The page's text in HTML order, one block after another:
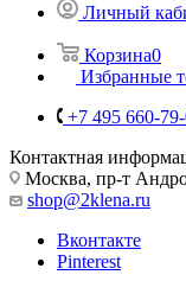
Личный
Корзина0
Избранные
+7 495 660-
Контактная
Москва, пр-т
shop@2klena.ru
Вконтакте
Pinterest